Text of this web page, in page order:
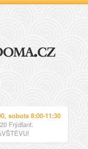
sobota 8:00-11:30
Frýdlant.